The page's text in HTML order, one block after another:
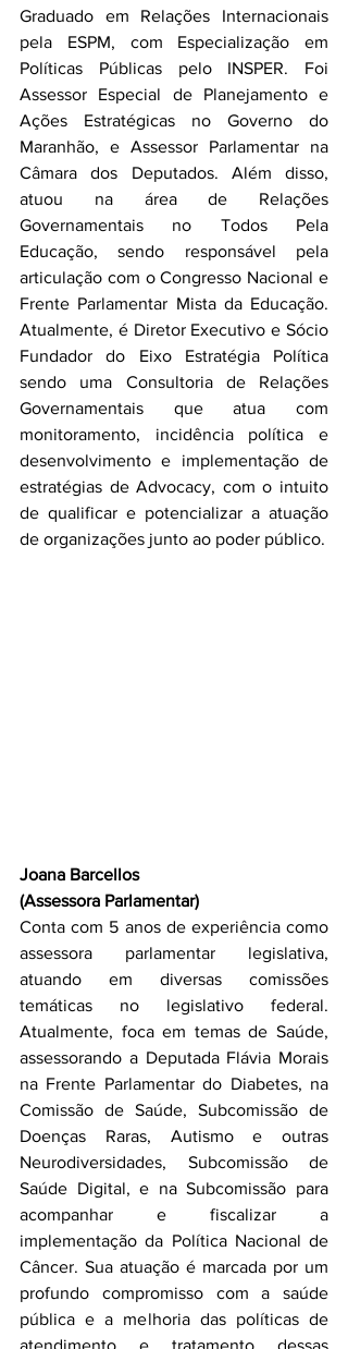
Graduado em Relações Internacionais
pela ESPM, com Especialização em
Políticas Públicas pelo INSPER. Foi
Assessor Especial de Planejamento e
Ações Estratégicas no Governo do
Maranhão, e Assessor Parlamentar na
Câmara dos Deputados. Além disso,
atuou na área de Relações
Governamentais no Todos Pela
Educação, sendo responsável pela
articulação com o Congresso Nacional e
Frente Parlamentar Mista da Educação.
Atualmente, é Diretor Executivo e Sócio
Fundador do Eixo Estratégia Política
sendo uma Consultoria de Relações
Governamentais que atua com
monitoramento, incidência política e
desenvolvimento e implementação de
estratégias de Advocacy, com o intuito
de qualificar e potencializar a atuação
de organizações junto ao poder público.
Joana Barcellos
(Assessora Parlamentar)
Conta com 5 anos de experiência como
assessora parlamentar legislativa,
atuando em diversas comissões
temáticas no legislativo federal.
Atualmente, foca em temas de Saúde,
assessorando a Deputada Flávia Morais
na Frente Parlamentar do Diabetes, na
Comissão de Saúde, Subcomissão de
Doenças Raras, Autismo e outras
Neurodiversidades, Subcomissão de
Saúde Digital, e na Subcomissão para
acompanhar e fiscalizar a
implementação da Política Nacional de
Câncer. Sua atuação é marcada por um
profundo compromisso com a saúde
pública e a melhoria das políticas de
atendimento e tratamento dessas